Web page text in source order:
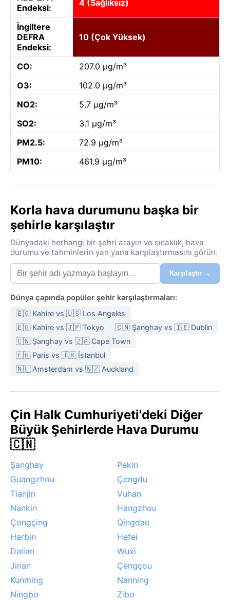
Endeksi:
4 (Sağlıksız)
İngiltere
DEFRA
Endeksi:
10 (Çok Yüksek)
CO:
207.0 µg/m³
O3:
102.0 µg/m³
NO2:
5.7 µg/m³
SO2:
3.1 µg/m³
PM2.5:
72.9 µg/m³
PM10:
461.9 µg/m³
Korla hava durumunu başka bir
şehirle karşılaştır
Dünyadaki herhangi bir şehri arayın ve sıcaklık, hava
durumu ve tahminlerin yan yana karşılaştırmasını görün.
Karşılaştır →
Dünya çapında popüler şehir karşılaştırmaları:
🇪🇬 Kahire vs 🇺🇸 Los Angeles
🇪🇬 Kahire vs 🇯🇵 Tokyo
🇨🇳 Şanghay vs 🇮🇪 Dublin
🇨🇳 Şanghay vs 🇿🇦 Cape Town
🇫🇷 Paris vs 🇹🇷 İstanbul
🇳🇱 Amsterdam vs 🇳🇿 Auckland
Çin Halk Cumhuriyeti'deki Diğer
Büyük Şehirlerde Hava Durumu
🇨🇳
Şanghay
Pekin
Guangzhou
Çengdu
Tianjin
Vuhan
Nankin
Hangzhou
Çongçing
Qingdao
Harbin
Hefei
Dalian
Wuxi
Jinan
Çengçou
Kunming
Nanning
Ningbo
Zibo